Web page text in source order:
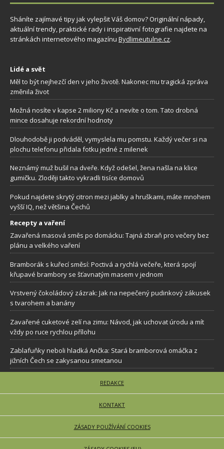
Sháníte zajímavé tipy jak vylepšit Váš domov? Originální nápady,
aktuální trendy, praktické rady i inspirativní fotografie najdete na
stránkách internetového magazínu Bydlimeutulne.cz.
Lidé a svět
Měl to být nejhezčí den v jeho životě. Nakonec mu tragická zpráva
změnila život
Možná nosíte v kapse 2 miliony Kč a nevíte o tom. Tato drobná
mince dosahuje rekordní hodnoty
Dlouhodobě ji podváděl, vymyslela mu pomstu. Každý večer si na
plochu telefonu přidala fotku jedné z milenek
Neznámý muž bušil na dveře. Když odešel, žena našla na klice
gumičku. Zloději takto vykradli tisíce domovů
Pokud najdete skrytý citron mezi jablky a hruškami, máte mnohem
vyšší IQ, než většina Čechů
Recepty a vaření
Zavařená masová směs po domácku: Tajná zbraň pro večery bez
plánu a velkého vaření
Bramborák s kuřecí směsí: Poctivá a rychlá večeře, která spojí
křupavé brambory se šťavnatým masem v jednom
Vrstvený čokoládový zázrak: Jak na nepečený pudinkový zákusek
s tvarohem a banány
Zavařené cuketové zelí na zimu: Návod, jak uchovat úrodu a mít
vždy po ruce rychlou přílohu
Zablafuňky neboli hladká Ančka: Stará bramborová omáčka z
jižních Čech se zakysanou smetanou
REDAKCE
KONTAKT
ZÁSADY POUŽÍVÁNÍ COOKIES